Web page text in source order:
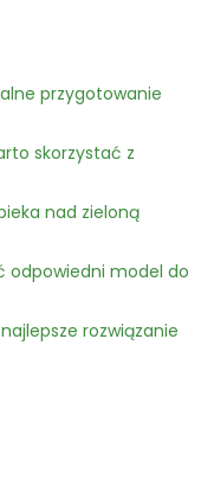
przygotowanie
skorzystać z
nad zieloną
odpowiedni model do
rozwiązanie